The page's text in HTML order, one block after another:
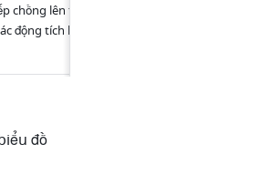
chồng lên trên, trong khi giá trị âm xếp chồng
động tích lũy của giá trị dương và âm đối với giá
đồ